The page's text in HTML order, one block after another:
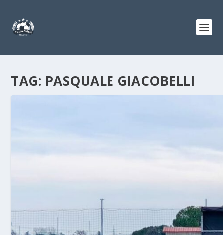
TAG: PASQUALE GIACOBELLI